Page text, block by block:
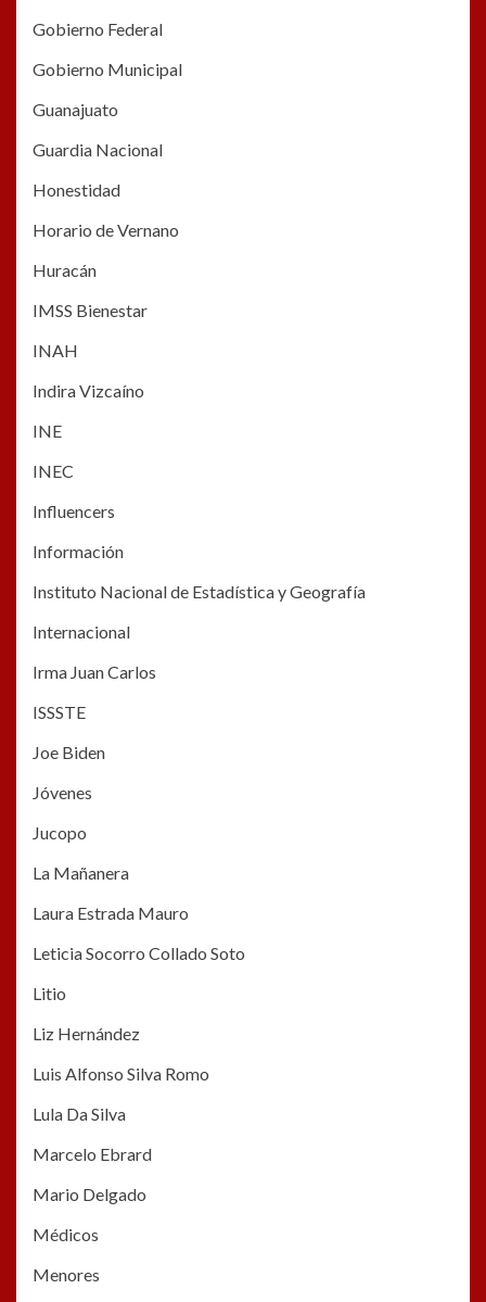
Gobierno Federal
Gobierno Municipal
Guanajuato
Guardia Nacional
Honestidad
Horario de Vernano
Huracán
IMSS Bienestar
INAH
Indira Vizcaíno
INE
INEC
Influencers
Información
Instituto Nacional de Estadística y Geografía
Internacional
Irma Juan Carlos
ISSSTE
Joe Biden
Jóvenes
Jucopo
La Mañanera
Laura Estrada Mauro
Leticia Socorro Collado Soto
Litio
Liz Hernández
Luis Alfonso Silva Romo
Lula Da Silva
Marcelo Ebrard
Mario Delgado
Médicos
Menores